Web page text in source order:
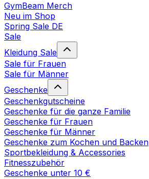
GymBeam Merch
Neu im Shop
Spring Sale DE
Sale
Kleidung Sale
Sale für Frauen
Sale für Männer
Geschenke
Geschenkgutscheine
Geschenke für die ganze Familie
Geschenke für Frauen
Geschenke für Männer
Geschenke zum Kochen und Backen
Sportbekleidung & Accessories
Fitnesszubehör
Geschenke unter 10 €